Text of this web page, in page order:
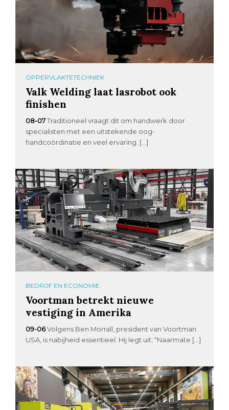
OPPERVLAKTETECHNIEK
Valk Welding laat lasrobot ook
finishen
08-07 Traditioneel vraagt dit om handwerk door
specialisten met een uitstekende oog-
handcoördinatie en veel ervaring. […]
BEDRIJF EN ECONOMIE
Voortman betrekt nieuwe
vestiging in Amerika
09-06Volgens Ben Morrall, president van Voortman
USA, is nabijheid essentieel. Hij legt uit: “Naarmate […]